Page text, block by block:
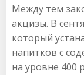
Между тем
акцизы. В
который
напитков с
на уровне 400